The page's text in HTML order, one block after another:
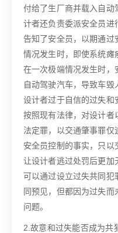
付给了生厂商并载入自动
计者还负责委派安全员进
告知了安全员，以期通过
情况发生时，即使系统瘫
在一次极端情况发生时，
自动驾驶汽车，导致车
设计者过于自信的过失和
按照现有法律，对设计者
法定罪，以交通肇事罪仅
安全员控制的事实，只
让设计者逃过处罚后更加
可以通过设立过失共同犯
同预见，但都因为过失
问题。
2.故意和过失能否成为共